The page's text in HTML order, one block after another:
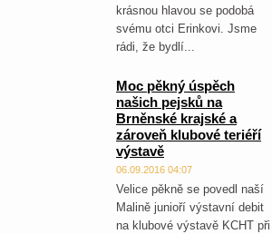
krásnou hlavou se podobá
svému otci Erinkovi. Jsme
rádi, že bydlí...
Moc pěkný úspěch
našich pejsků na
Brněnské krajské a
zároveň klubové teriéří
výstavě
06.09.2016 04:07
Velice pěkně se povedl naší
Malině junioří výstavní debit
na klubové výstavě KCHT při